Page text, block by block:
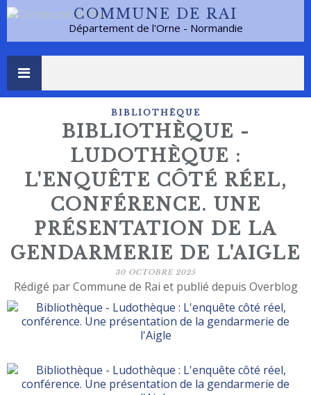
COMMUNE DE RAI
Département de l'Orne - Normandie
BIBLIOTHÈQUE
BIBLIOTHÈQUE -
LUDOTHÈQUE :
L'ENQUÊTE CÔTÉ RÉEL,
CONFÉRENCE. UNE
PRÉSENTATION DE LA
GENDARMERIE DE L'AIGLE
30 OCTOBRE 2025
Rédigé par Commune de Rai et publié depuis Overblog